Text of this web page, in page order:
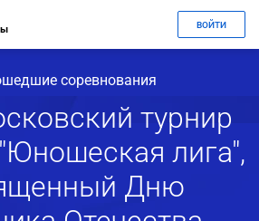
ВОЙТИ
соревнования
турнир
лига",
Дню